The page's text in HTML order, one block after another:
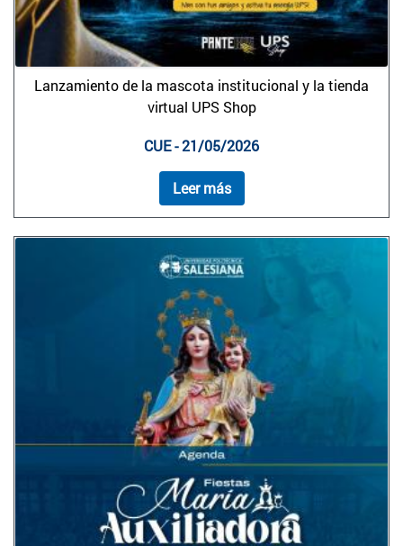
Lanzamiento de la mascota institucional y la tienda
virtual UPS Shop
CUE - 21/05/2026
Leer más